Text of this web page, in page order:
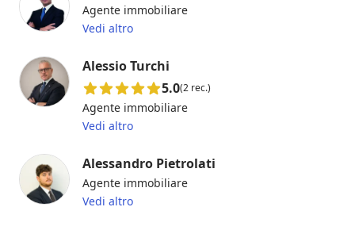
Agente immobiliare
Vedi altro
Alessio Turchi
5.0(2 rec.)
Agente immobiliare
Vedi altro
Alessandro Pietrolati
Agente immobiliare
Vedi altro